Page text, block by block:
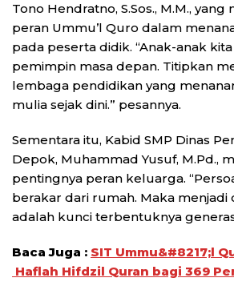
Tono Hendratno, S.Sos., M.M.,
peran Ummu’l Quro dalam
pada peserta didik. “Anak-anak
pemimpin masa depan. Titipkan
lembaga pendidikan yang
mulia sejak dini.” pesannya.
Sementara itu, Kabid SMP Dinas
Depok, Muhammad Yusuf, M.Pd.,
pentingnya peran keluarga.
berakar dari rumah. Maka menjadi
adalah kunci terbentuknya
Baca Juga : SIT Ummu&#8217;l
Haflah Hifdzil Quran bagi 369